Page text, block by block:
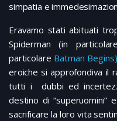
simpatia e
Eravamo stati abituati
Spiderman (in
particolare Batman Begins)
eroiche si approfondiva il
tutti i dubbi ed
destino di
sacrificare la loro vita